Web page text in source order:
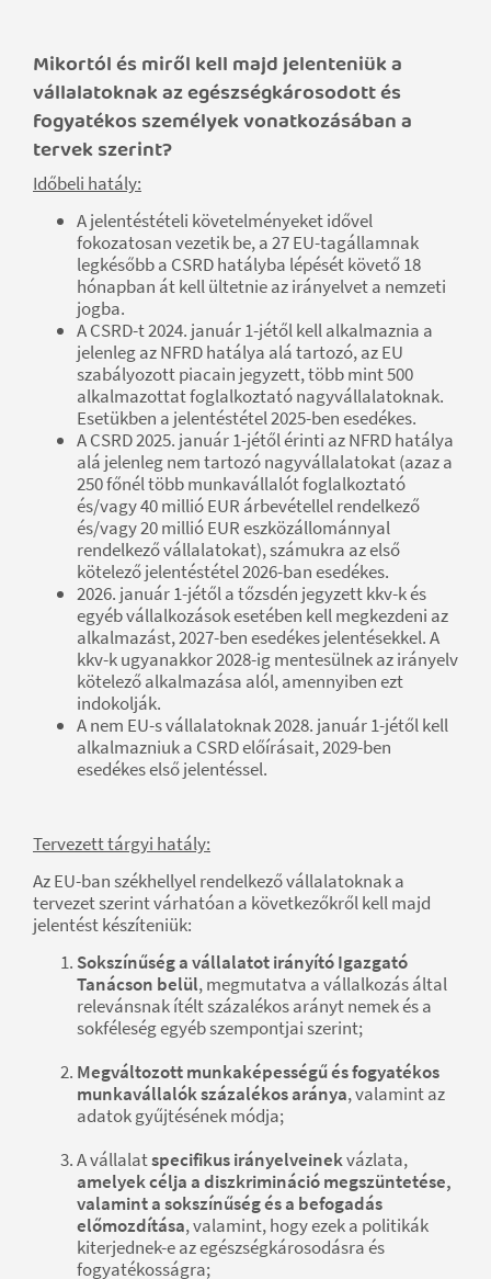
Mikortól és miről kell majd jelenteniük a
vállalatoknak az egészségkárosodott és
fogyatékos személyek vonatkozásában a
tervek szerint?
Időbeli hatály:
A jelentéstételi követelményeket idővel
fokozatosan vezetik be, a 27 EU-tagállamnak
legkésőbb a CSRD hatályba lépését követő 18
hónapban át kell ültetnie az irányelvet a nemzeti
jogba.
A CSRD-t 2024. január 1-jétől kell alkalmaznia a
jelenleg az NFRD hatálya alá tartozó, az EU
szabályozott piacain jegyzett, több mint 500
alkalmazottat foglalkoztató nagyvállalatoknak.
Esetükben a jelentéstétel 2025-ben esedékes.
A CSRD 2025. január 1-jétől érinti az NFRD hatálya
alá jelenleg nem tartozó nagyvállalatokat (azaz a
250 főnél több munkavállalót foglalkoztató
és/vagy 40 millió EUR árbevétellel rendelkező
és/vagy 20 millió EUR eszközállománnyal
rendelkező vállalatokat), számukra az első
kötelező jelentéstétel 2026-ban esedékes.
2026. január 1-jétől a tőzsdén jegyzett kkv-k és
egyéb vállalkozások esetében kell megkezdeni az
alkalmazást, 2027-ben esedékes jelentésekkel. A
kkv-k ugyanakkor 2028-ig mentesülnek az irányelv
kötelező alkalmazása alól, amennyiben ezt
indokolják.
A nem EU-s vállalatoknak 2028. január 1-jétől kell
alkalmazniuk a CSRD előírásait, 2029-ben
esedékes első jelentéssel.
Tervezett tárgyi hatály:
Az EU-ban székhellyel rendelkező vállalatoknak a
tervezet szerint várhatóan a következőkről kell majd
jelentést készíteniük:
Sokszínűség a vállalatot irányító Igazgató
Tanácson belül, megmutatva a vállalkozás által
relevánsnak ítélt százalékos arányt nemek és a
sokféleség egyéb szempontjai szerint;
Megváltozott munkaképességű és fogyatékos
munkavállalók százalékos aránya, valamint az
adatok gyűjtésének módja;
A vállalatspecifikus irányelveinekvázlata,
amelyek célja a diszkrimináció megszüntetése,
valamint a sokszínűség és a befogadás
előmozdítása, valamint, hogy ezek a politikák
kiterjednek-e az egészségkárosodásra és
fogyatékosságra;